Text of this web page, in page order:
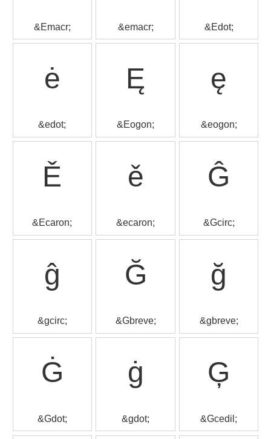
&Emacr; &emacr; &Edot;
ė
&edot;
Ę
&Eogon;
ę
&eogon;
Ě
&Ecaron;
ě
&ecaron;
Ĝ
&Gcirc;
ĝ
&gcirc;
Ğ
&Gbreve;
ğ
&gbreve;
Ġ
&Gdot;
ġ
&gdot;
Ģ
&Gcedil;